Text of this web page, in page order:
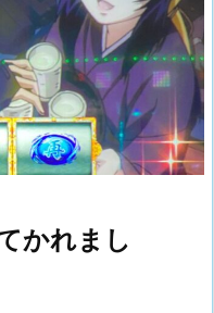
かれまし